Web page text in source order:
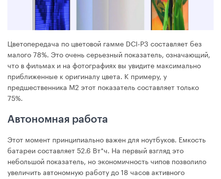
Цветопередача по цветовой гамме DCI-P3 составляет без
малого 78%. Это очень серьезный показатель, означающий,
что в фильмах и на фотографиях вы увидите максимально
приближенные к оригиналу цвета. К примеру, у
предшественника M2 этот показатель составляет только
75%.
Автономная работа
Этот момент принципиально важен для ноутбуков. Емкость
батареи составляет 52.6 Вт*ч. На первый взгляд это
небольшой показатель, но экономичность чипов позволило
увеличить автономную работу до 18 часов активного